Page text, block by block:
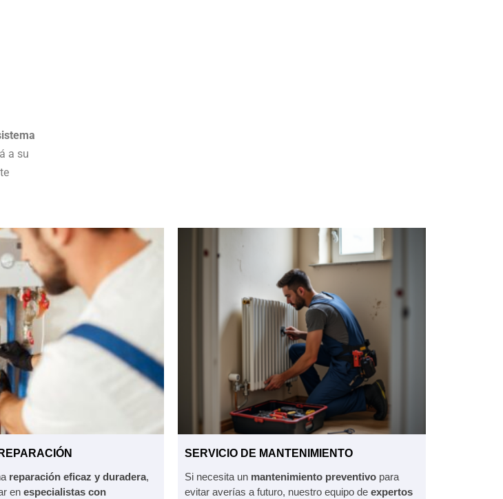
a su
reparación eficaz y duradera,
en especialistas con
SERVICIO DE MANTENIMIENTO
Si necesita un mantenimiento preventivo para
evitar averías a futuro, nuestro equipo de expertos